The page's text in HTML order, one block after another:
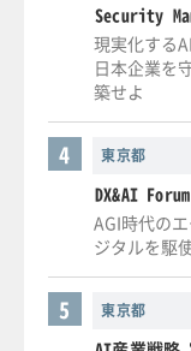
Security
現実化する
日本企業を
築せよ
東京都
4
DX&AI
AGI時代の
ジタルを駆
東京都
5